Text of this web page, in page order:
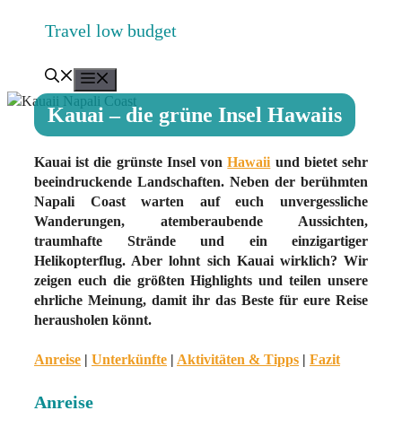
springen
Travel low budget
Kauai – die grüne Insel Hawaiis
Kauai ist die grünste Insel vonHawaii und bietet sehr
beeindruckende Landschaften. Neben der berühmten
Napali Coast warten auf euch unvergessliche
Wanderungen, atemberaubende Aussichten,
traumhafte Strände und ein einzigartiger
Helikopterflug. Aber lohnt sich Kauai wirklich? Wir
zeigen euch die größten Highlights und teilen unsere
ehrliche Meinung, damit ihr das Beste für eure Reise
herausholen könnt.
Anreise | Unterkünfte | Aktivitäten & Tipps | Fazit
Anreise